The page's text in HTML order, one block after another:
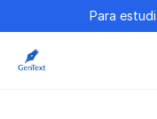
Para